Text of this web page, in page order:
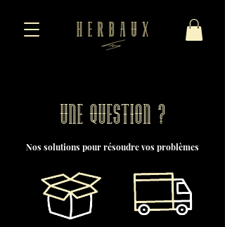
Une question ?
Nos solutions pour résoudre vos problèmes